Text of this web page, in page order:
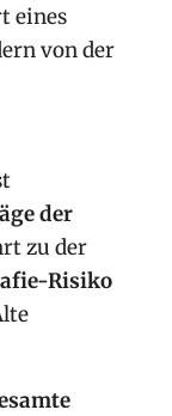
eines
von der
der
zu der
Risiko